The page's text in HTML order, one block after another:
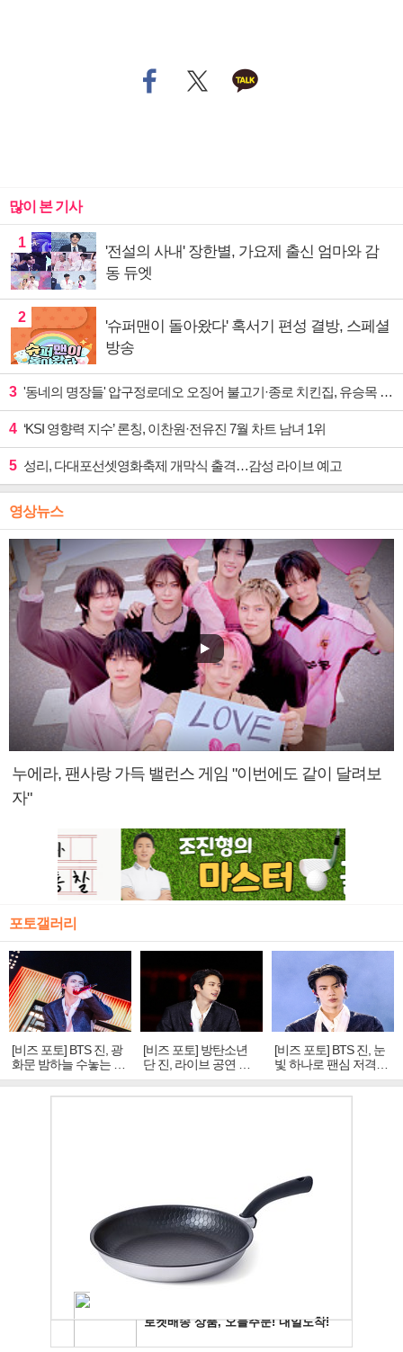
많이 본 기사
1
'전설의 사내' 장한별, 가요제 출신 엄마와 감
동 듀엣
2
'슈퍼맨이 돌아왔다' 혹서기 편성 결방, 스페셜
방송
3 '동네의 명장들' 압구정로데오 오징어 불고기·종로 치킨집, 유승목 입맛 저격
4 ‘KSI 영향력 지수’ 론칭, 이찬원·전유진 7월 차트 남녀 1위
5 성리, 다대포선셋영화축제 개막식 출격…감성 라이브 예고
영상뉴스
누에라, 팬사랑 가득 밸런스 게임 "이번에도 같이 달려보
자"
포토갤러리
[비즈 포토] BTS 진, 광
화문 밤하늘 수놓는 '비
주얼 킹'의 열창
[비즈 포토] 방탄소년
단 진, 라이브 공연 중
빛나는 독보적 아우라
[비즈 포토] BTS 진, 눈
빛 하나로 팬심 저격…
독보적 카리스마